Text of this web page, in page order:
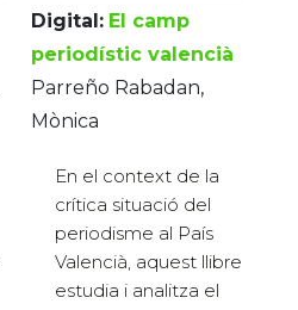
Digital: El camp
periodístic valencià
Parreño Rabadan,
Mònica
En el context de la
crítica situació del
periodisme al País
Valencià, aquest llibre
estudia i analitza el